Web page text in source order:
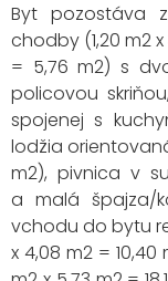
Byt pozostáva
chodby (1,20 m2 x
= 5,76 m2) s
policovou
spojenej s
lodžia
m2), pivnica v
a malá špajza/
vchodu do bytu
x 4,08 m2 =